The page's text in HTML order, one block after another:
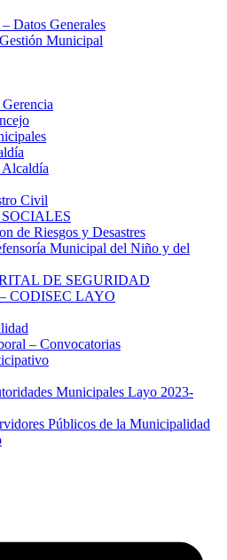
Datos Generales
Municipal
Alcaldía
Civil
de Riesgos y Desastres
Municipal del Niño y del
DE SEGURIDAD
CODISEC LAYO
– Convocatorias
Municipales Layo 2023-
Públicos de la Municipalidad